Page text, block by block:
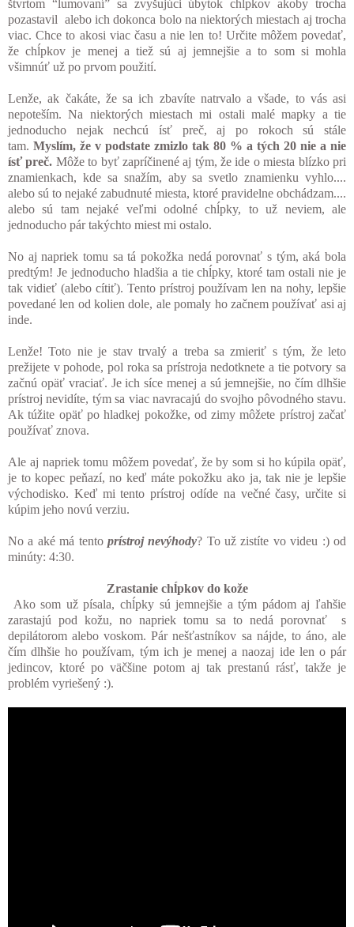
štvrtom “lumovaní” sa zvyšujúci úbytok chĺpkov akoby trocha
pozastavil alebo ich dokonca bolo na niektorých miestach aj trocha
viac. Chce to akosi viac času a nie len to! Určite môžem povedať,
že chĺpkov je menej a tiež sú aj jemnejšie a to som si mohla
všimnúť už po prvom použití.
Lenže, ak čakáte, že sa ich zbavíte natrvalo a všade, to vás asi
nepoteším. Na niektorých miestach mi ostali malé mapky a tie
jednoducho nejak nechcú ísť preč, aj po rokoch sú stále
tam. Myslím, že v podstate zmizlo tak 80 % a tých 20 nie a nie
ísť preč. Môže to byť zapríčinené aj tým, že ide o miesta blízko pri
znamienkach, kde sa snažím, aby sa svetlo znamienku vyhlo....
alebo sú to nejaké zabudnuté miesta, ktoré pravidelne obchádzam....
alebo sú tam nejaké veľmi odolné chĺpky, to už neviem, ale
jednoducho pár takýchto miest mi ostalo.
No aj napriek tomu sa tá pokožka nedá porovnať s tým, aká bola
predtým! Je jednoducho hladšia a tie chĺpky, ktoré tam ostali nie je
tak vidieť (alebo cítiť). Tento prístroj používam len na nohy, lepšie
povedané len od kolien dole, ale pomaly ho začnem používať asi aj
inde.
Lenže! Toto nie je stav trvalý a treba sa zmieriť s tým, že leto
prežijete v pohode, pol roka sa prístroja nedotknete a tie potvory sa
začnú opäť vraciať. Je ich síce menej a sú jemnejšie, no čím dlhšie
prístroj nevidíte, tým sa viac navracajú do svojho pôvodného stavu.
Ak túžite opäť po hladkej pokožke, od zimy môžete prístroj začať
používať znova.
Ale aj napriek tomu môžem povedať, že by som si ho kúpila opäť,
je to kopec peňazí, no keď máte pokožku ako ja, tak nie je lepšie
východisko. Keď mi tento prístroj odíde na večné časy, určite si
kúpim jeho novú verziu.
No a aké má tento prístroj nevýhody? To už zistíte vo videu :) od
minúty: 4:30.
Zrastanie chĺpkov do kože
Ako som už písala, chĺpky sú jemnejšie a tým pádom aj ľahšie
zarastajú pod kožu, no napriek tomu sa to nedá porovnať s
depilátorom alebo voskom. Pár nešťastníkov sa nájde, to áno, ale
čím dlhšie ho používam, tým ich je menej a naozaj ide len o pár
jedincov, ktoré po väčšine potom aj tak prestanú rásť, takže je
problém vyriešený :).